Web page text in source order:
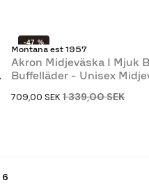
Montana est 1957
Akron Midjeväska I Mjuk
Buffelläder - Unisex
709,00 SEK 1 339,00 SEK
-47 %
6